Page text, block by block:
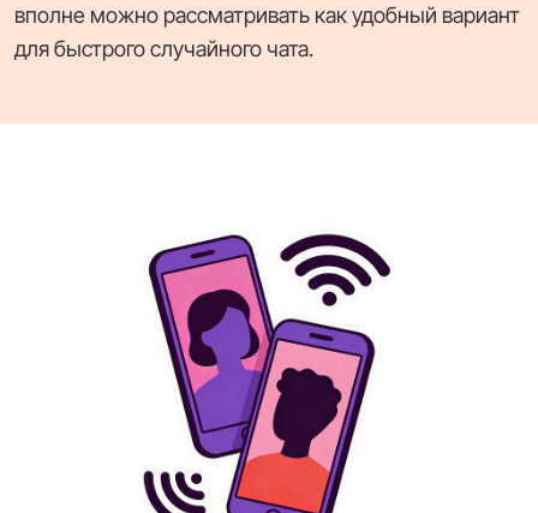
вполне можно рассматривать как удобный вариант
для быстрого случайного чата.